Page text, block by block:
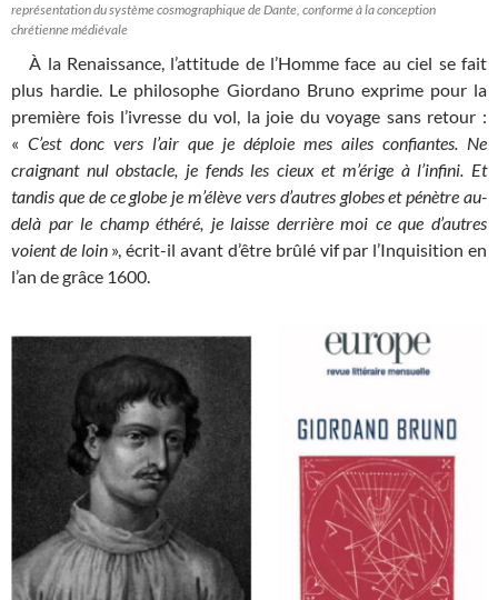
représentation du système cosmographique de Dante, conforme à la conception
chrétienne médiévale
À la Renaissance, l’attitude de l’Homme face au ciel se fait
plus hardie. Le philosophe Giordano Bruno exprime pour la
première fois l’ivresse du vol, la joie du voyage sans retour :
« C’est donc vers l’air que je déploie mes ailes confiantes. Ne
craignant nul obstacle, je fends les cieux et m’érige à l’infini. Et
tandis que de ce globe je m’élève vers d’autres globes et pénètre au-
delà par le champ éthéré, je laisse derrière moi ce que d’autres
voient de loin», écrit-il avant d’être brûlé vif par l’Inquisition en
l’an de grâce 1600.